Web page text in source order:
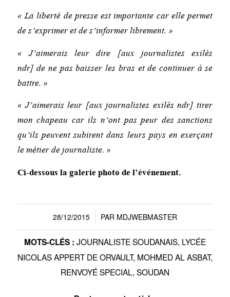
« La liberté de presse est importante car elle permet
de s’exprimer et de s’informer librement. »
« J’aimerais leur dire [aux journalistes exilés
ndr] de ne pas baisser les bras et de continuer à se
battre. »
« J’aimerais leur [aux journalistes exilés ndr] tirer
mon chapeau car ils n’ont pas peur des sanctions
qu’ils peuvent subirent dans leurs pays en exerçant
le métier de journaliste. »
Ci-dessous la galerie photo de l’événement.
28/12/2015
/ PAR MDJWEBMASTER
MOTS-CLÉS : JOURNALISTE SOUDANAIS, LYCÉE
NICOLAS APPERT DE ORVAULT, MOHMED AL ASBAT,
RENVOYÉ SPECIAL, SOUDAN